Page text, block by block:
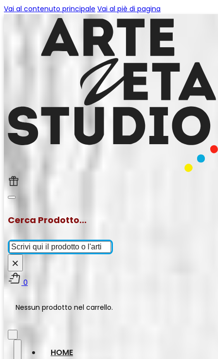
Vai al contenuto principale Vai al piè di pagina
Cerca Prodotto...
Cerca
×
0
Nessun prodotto nel carrello.
HOME